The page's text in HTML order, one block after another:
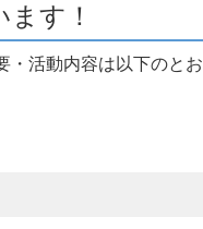
す！
・活動内容は以下のとお